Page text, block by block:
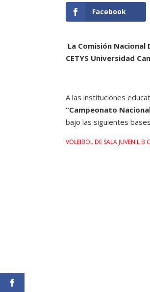
Facebook
La Comisión
CETYS Universidad
A las instituciones
“Campeonato
bajo las siguientes
VOLEIBOL DE SALA JUVENIL B